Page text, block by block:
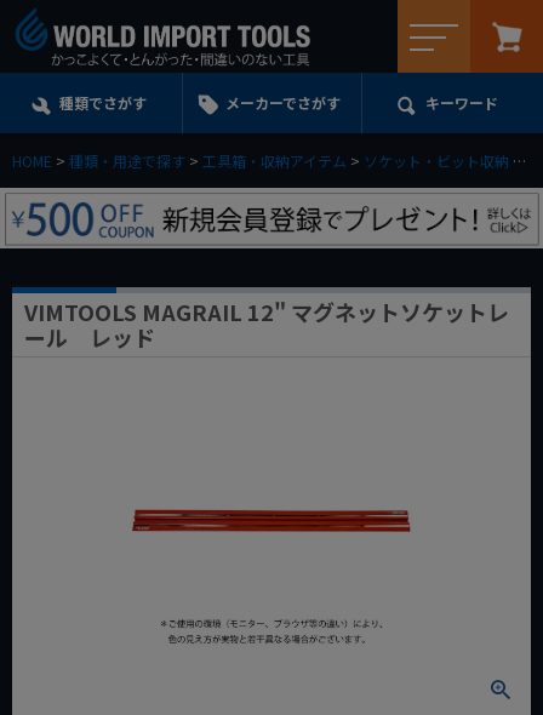
種類でさがす メーカーでさがす キーワード
HOME 種類・用途で探す 工具箱・収納アイテム ソケット・ビット収納
VIMTOOLS MAGRAIL 12" マグネットソケットレ
ール レッド